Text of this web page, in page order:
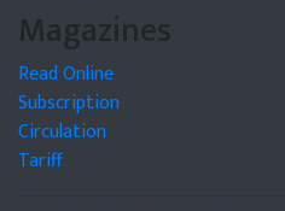
Magazines
Read Online
Subscription
Circulation
Tariff